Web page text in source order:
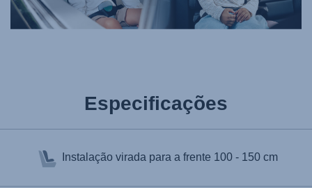
Especificações
Instalação virada para a frente 100 - 150 cm